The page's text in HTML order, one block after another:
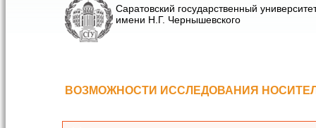
Саратовский государственный
имени Н.Г. Чернышевского
ВОЗМОЖНОСТИ ИССЛЕДОВАНИЯ